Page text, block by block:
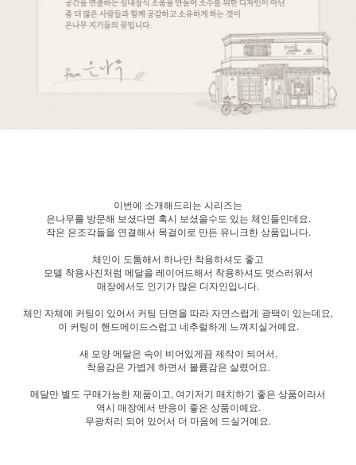
이번에 소개해드리는 시리즈는
은나무를 방문해 보셨다면 혹시 보셨을수도 있는 체인들인데요.
작은 은조각들을 연결해서 목걸이로 만든 유니크한 상품입니다.
체인이 도톰해서 하나만 착용하셔도 좋고
모델 착용사진처럼 메달을 레이어드해서 착용하셔도 멋스러워서
매장에서도 인기가 많은 디자인입니다.
체인 자체에 커팅이 있어서 커팅 단면을 따라 자연스럽게 광택이 있는데요,
이 커팅이 핸드메이드스럽고 네추럴하게 느껴지실거예요.
새 모양 메달은 속이 비어있게끔 제작이 되어서,
착용감은 가볍게 하면서 볼륨감은 살렸어요.
메달만 별도 구매가능한 제품이고, 여기저기 매치하기 좋은 상품이라서
역시 매장에서 반응이 좋은 상품이예요.
무광처리 되어 있어서 더 마음에 드실거예요.